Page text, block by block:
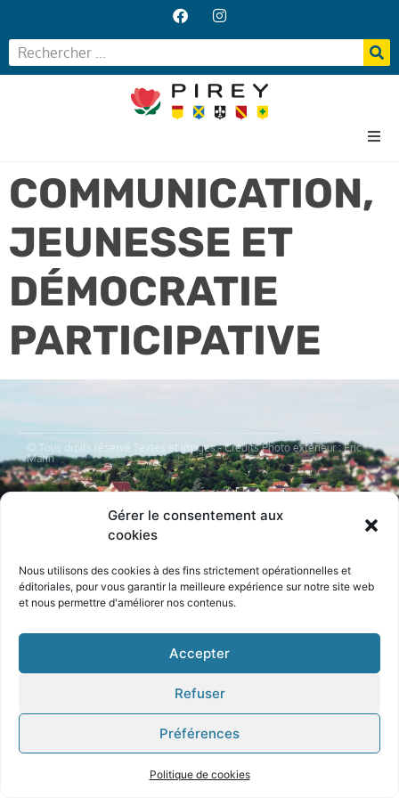
Gérer le consentement aux
cookies
Nous utilisons des cookies à des fins strictement opérationnelles et
éditoriales, pourvous garantir la meilleure expérience sur notre site web
et nous permettre d'améliorer nos contenus.
Accepter
Refuser
Préférences
Politique de cookies
Accueil
Votre Mairie
Vos services
Vie locale
COMMUNICATION,
JEUNESSE ET
DÉMOCRATIE
PARTICIPATIVE
© Tous droits réservé Textes et images - Crédits Photo extérieur : Eric
Marin
Pixels & Code / Digitale Deluxe​​